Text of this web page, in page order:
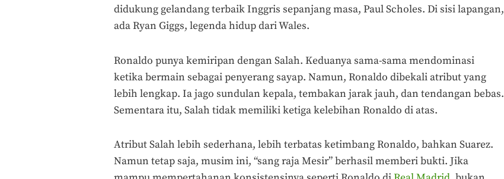
didukung gelandang terbaik Inggris sepanjang masa, Paul Scholes. Di sisi lapangan,
ada Ryan Giggs, legenda hidup dari Wales.
Ronaldo punya kemiripan dengan Salah. Keduanya sama-sama mendominasi
ketika bermain sebagai penyerang sayap. Namun, Ronaldo dibekali atribut yang
lebih lengkap. Ia jago sundulan kepala, tembakan jarak jauh, dan tendangan bebas.
Sementara itu, Salah tidak memiliki ketiga kelebihan Ronaldo di atas.
Atribut Salah lebih sederhana, lebih terbatas ketimbang Ronaldo, bahkan Suarez.
Namun tetap saja, musim ini, “sang raja Mesir” berhasil memberi bukti. Jika